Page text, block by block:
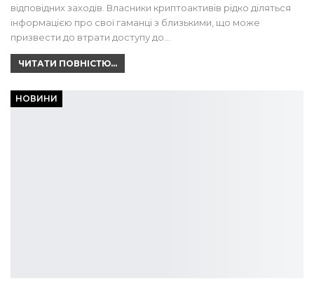
відповідних заходів. Власники криптоактивів рідко діляться
інформацією про свої гаманці з близькими, що може
призвести до втрати доступу до…
ЧИТАТИ ПОВНІСТЮ...
НОВИНИ